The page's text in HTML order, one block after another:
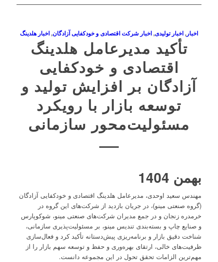
اخبار,اخبار تولیدی,اخبار شرکت اقتصادی و خودکفایی آزادگان,اخبار هلدینگ
تأکید مدیرعامل هلدینگ
اقتصادی و خودکفایی
آزادگان بر افزایش تولید و
توسعه بازار با رویکرد
مسئولیت‌محور سازمانی
بهمن 1404
مهندس سعید اوحدی، مدیرعامل هلدینگ اقتصادی و خودکفایی آزادگان
(گروه صنعتی مینو)، در جریان بازدید از شرکت‌های این گروه در
خرمدره زنجان و در جمع مدیران شرکت‌های صنعتی مینو، شوکوپارس
و صنایع چاپ و بسته‌بندی تندیس مینو، بر مسئولیت‌پذیری سازمانی،
شناخت دقیق بازار و برنامه‌ریزی پیش‌دستانه تأکید کرد و فعال‌سازی
ظرفیت‌های خالی، ارتقای بهره‌وری و حفظ و توسعه سهم بازار را از
مهم‌ترین الزامات تحقق تحول در این مجموعه دانست.